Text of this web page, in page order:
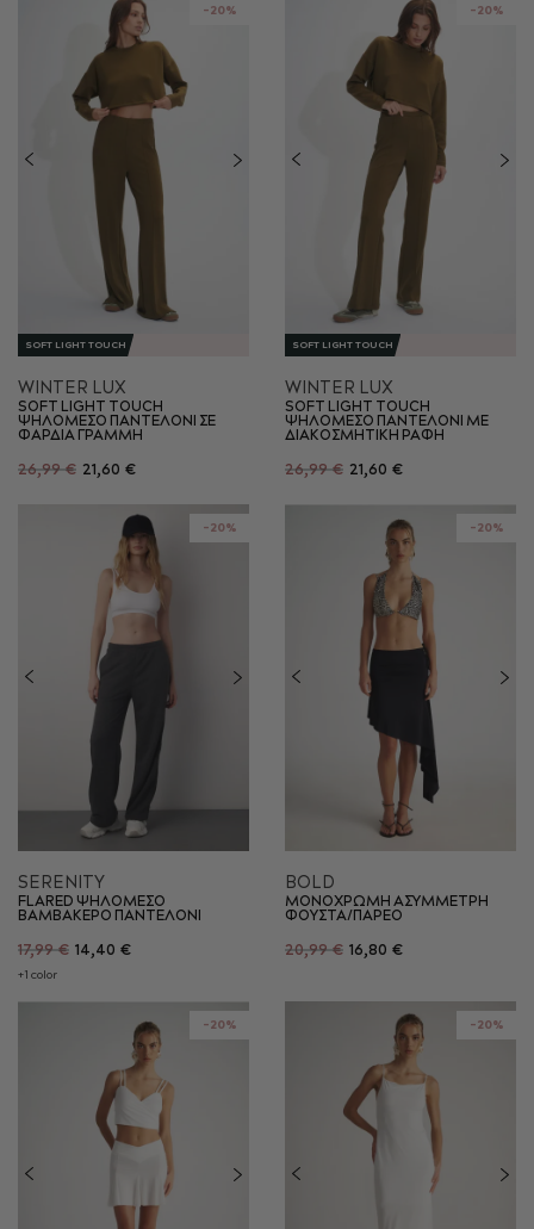
-20%
SOFT LIGHT TOUCH
WINTER LUX
SOFT LIGHT TOUCH
ΨΗΛΟΜΕΣΟ ΠΑΝΤΕΛΟΝΙ ΣΕ
ΦΑΡΔΙΑ ΓΡΑΜΜΗ
26,99 € 21,60 €
-20%
SOFT LIGHT TOUCH
WINTER LUX
SOFT LIGHT TOUCH
ΨΗΛΟΜΕΣΟ ΠΑΝΤΕΛΟΝΙ ΜΕ
ΔΙΑΚΟΣΜΗΤΙΚΗ ΡΑΦΗ
26,99 € 21,60 €
-20%
SERENITY
FLARED ΨΗΛΟΜΕΣΟ
ΒΑΜΒΑΚΕΡΟ ΠΑΝΤΕΛΟΝΙ
17,99 € 14,40 €
+1 color
-20%
BOLD
ΜΟΝΟΧΡΩΜΗ ΑΣΥΜΜΕΤΡΗ
ΦΟΥΣΤΑ/ΠΑΡΕΟ
20,99 € 16,80 €
-20% -20%